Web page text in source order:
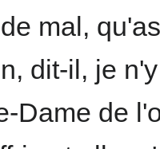
mal,
dit-il, je
Dame de